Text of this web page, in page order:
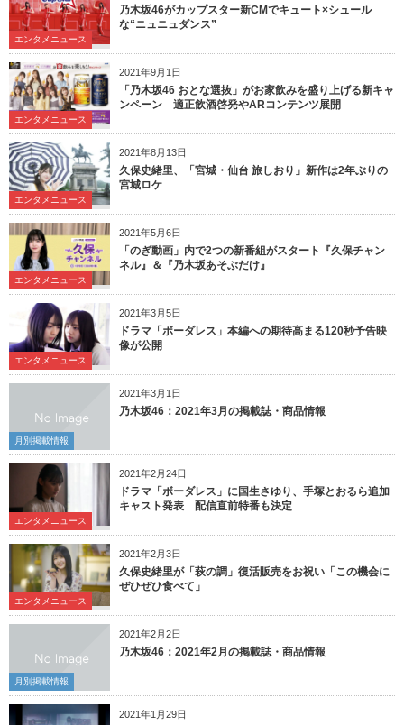
エンタメニュース
乃木坂46がカップスター新CMでキュート×シュール
な“ニュニュダンス”
2021年9月1日
エンタメニュース
「乃木坂46 おとな選抜」がお家飲みを盛り上げる新キャ
ンペーン 適正飲酒啓発やARコンテンツ展開
2021年8月13日
エンタメニュース
久保史緒里、「宮城・仙台 旅しおり」新作は2年ぶりの
宮城ロケ
2021年5月6日
エンタメニュース
「のぎ動画」内で2つの新番組がスタート『久保チャン
ネル』＆『乃木坂あそぶだけ』
2021年3月5日
エンタメニュース
ドラマ「ボーダレス」本編への期待高まる120秒予告映
像が公開
2021年3月1日
月別掲載情報
乃木坂46：2021年3月の掲載誌・商品情報
2021年2月24日
エンタメニュース
ドラマ「ボーダレス」に国生さゆり、手塚とおるら追加
キャスト発表 配信直前特番も決定
2021年2月3日
エンタメニュース
久保史緒里が「萩の調」復活販売をお祝い「この機会に
ぜひぜひ食べて」
2021年2月2日
月別掲載情報
乃木坂46：2021年2月の掲載誌・商品情報
2021年1月29日